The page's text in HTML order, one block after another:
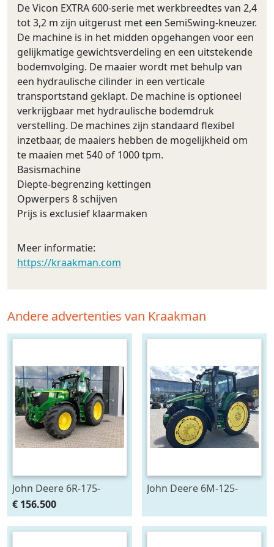
De Vicon EXTRA 600-serie met werkbreedtes van 2,4
tot 3,2 m zijn uitgerust met een SemiSwing-kneuzer.
De machine is in het midden opgehangen voor een
gelijkmatige gewichtsverdeling en een uitstekende
bodemvolging. De maaier wordt met behulp van
een hydraulische cilinder in een verticale
transportstand geklapt. De machine is optioneel
verkrijgbaar met hydraulische bodemdruk
verstelling. De machines zijn standaard flexibel
inzetbaar, de maaiers hebben de mogelijkheid om
te maaien met 540 of 1000 tpm.
Basismachine
Diepte-begrenzing kettingen
Opwerpers 8 schijven
Prijs is exclusief klaarmaken
Meer informatie:
https://kraakman.com
Andere advertenties van Kraakman
John Deere 6R-175-
783659
€ 156.500
John Deere 6M-125-